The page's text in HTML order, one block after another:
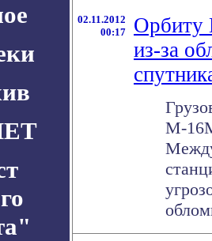
02.11.2012
00:17
Орбиту
из-за
М-